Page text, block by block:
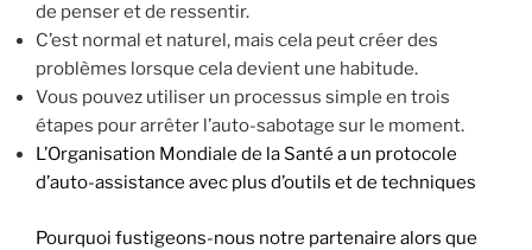
de penser et de ressentir.
C’est normal et naturel, mais cela peut créer des
problèmes lorsque cela devient une habitude.
Vous pouvez utiliser un processus simple en trois
étapes pour arrêter l’auto-sabotage sur le moment.
L’Organisation Mondiale de la Santé a un protocole
d’auto-assistance avec plus d’outils et de techniques
Pourquoi fustigeons-nous notre partenaire alors que